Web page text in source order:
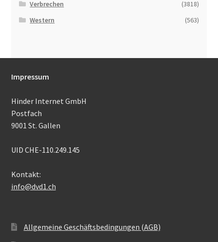
Verbrechen
(3818)
Western
(563)
Impressum
Hinder Internet GmbH
Postfach
9001 St. Gallen
UID CHE-110.249.145
Kontakt:
info@dvd1.ch
Allgemeine Geschäftsbedingungen (AGB)